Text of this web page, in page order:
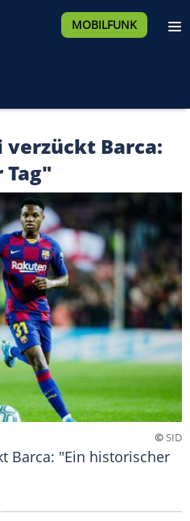
MOBILFUNK
Barca:
©SID
Barca: "Ein historischer